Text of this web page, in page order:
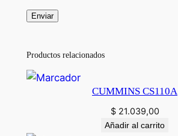
Productos relacionados
CUMMINS CS110A
$21.039,00
Añadir al carrito